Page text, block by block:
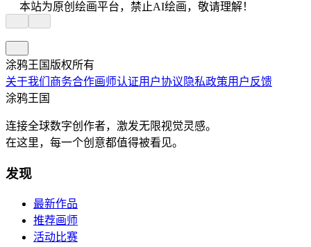
本站为原创绘画平台，禁止AI绘画，敬请理解！
涂鸦王国版权所有
关于我们 商务合作画师认证用户协议 隐私政策用户反馈
涂鸦王国
连接全球数字创作者，激发无限视觉灵感。
在这里，每一个创意都值得被看见。
发现
最新作品
推荐画师
活动比赛